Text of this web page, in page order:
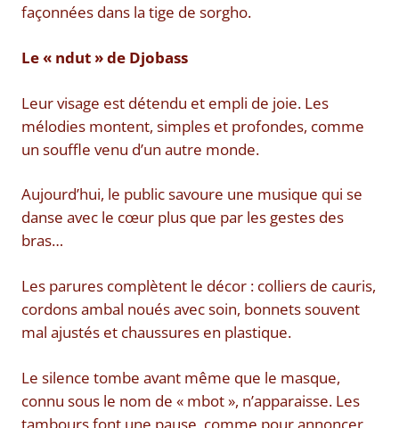
façonnées dans la tige de sorgho.
Le « ndut » de Djobass
Leur visage est détendu et empli de joie. Les
mélodies montent, simples et profondes, comme
un souffle venu d’un autre monde.
Aujourd’hui, le public savoure une musique qui se
danse avec le cœur plus que par les gestes des
bras…
Les parures complètent le décor : colliers de cauris,
cordons ambal noués avec soin, bonnets souvent
mal ajustés et chaussures en plastique.
Le silence tombe avant même que le masque,
connu sous le nom de « mbot », n’apparaisse. Les